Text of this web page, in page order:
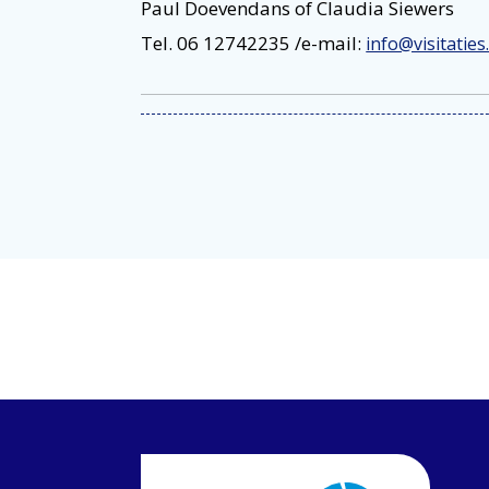
Paul Doevendans of Claudia Siewers
Tel. 06 12742235 /e-mail: